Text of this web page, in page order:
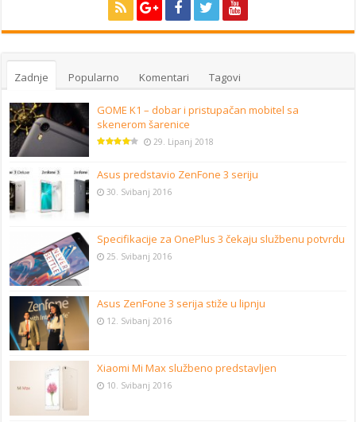
Zadnje Popularno Komentari Tagovi
GOME K1 – dobar i pristupačan mobitel sa
skenerom šarenice
29. Lipanj 2018
Asus predstavio ZenFone 3 seriju
30. Svibanj 2016
Specifikacije za OnePlus 3 čekaju službenu potvrdu
25. Svibanj 2016
Asus ZenFone 3 serija stiže u lipnju
12. Svibanj 2016
Xiaomi Mi Max službeno predstavljen
10. Svibanj 2016